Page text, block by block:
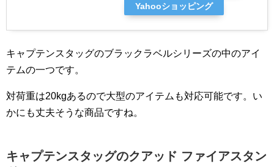
Yahooショッピング
キャプテンスタッグのブラックラベルシリーズの中のアイ
テムの一つです。
対荷重は20kgあるので大型のアイテムも対応可能です。い
かにも丈夫そうな商品ですね。
キャプテンスタッグのクアッド ファイアスタン